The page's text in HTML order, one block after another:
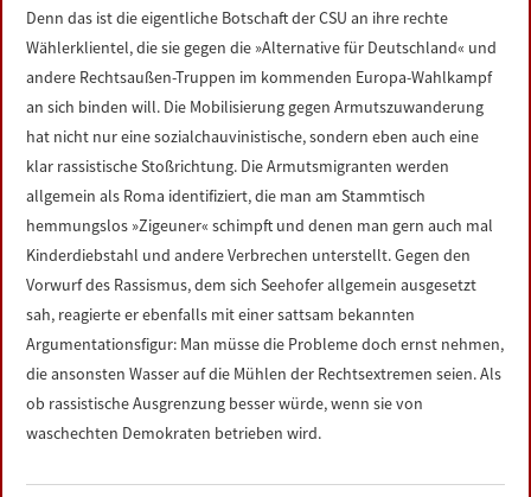
Denn das ist die eigentliche Botschaft der CSU an ihre rechte
Wählerklientel, die sie gegen die »Alternative für Deutschland« und
andere Rechtsaußen-Truppen im kommenden Europa-Wahlkampf
an sich binden will. Die Mobilisierung gegen Armutszuwanderung
hat nicht nur eine sozialchauvinistische, sondern eben auch eine
klar rassistische Stoßrichtung. Die Armutsmigranten werden
allgemein als Roma identifiziert, die man am Stammtisch
hemmungslos »Zigeuner« schimpft und denen man gern auch mal
Kinderdiebstahl und andere Verbrechen unterstellt. Gegen den
Vorwurf des Rassismus, dem sich Seehofer allgemein ausgesetzt
sah, reagierte er ebenfalls mit einer sattsam bekannten
Argumentationsfigur: Man müsse die Probleme doch ernst nehmen,
die ansonsten Wasser auf die Mühlen der Rechtsextremen seien. Als
ob rassistische Ausgrenzung besser würde, wenn sie von
waschechten Demokraten betrieben wird.